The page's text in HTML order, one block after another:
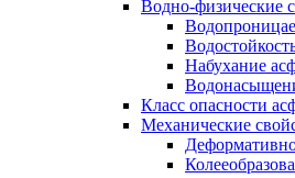
Водно-физические
Набухание
Класс опасности
Механические